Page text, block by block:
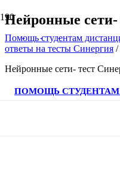
ПОМОЩЬ
Нейронные сети-
Помощь студентам
ответы на тесты Синергия /
Нейронные сети- тест